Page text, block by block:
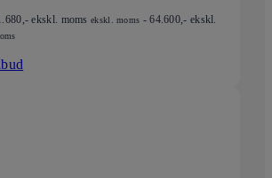
,- ekskl. moms ekskl. moms -64.600,- ekskl.